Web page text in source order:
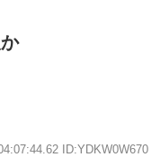
ID:YDKW0W670